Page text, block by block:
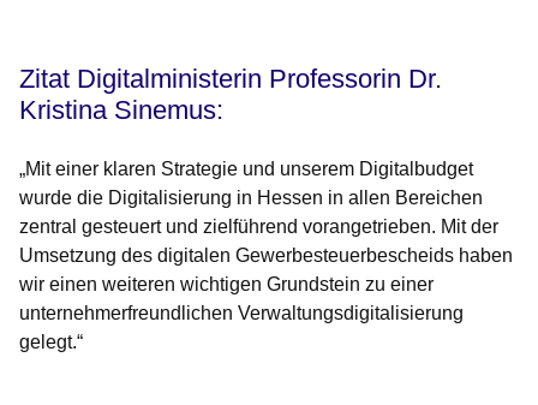
Zitat Digitalministerin Professorin Dr.
Kristina Sinemus:
„Mit einer klaren Strategie und unserem Digitalbudget
wurde die Digitalisierung in Hessen in allen Bereichen
zentral gesteuert und zielführend vorangetrieben. Mit der
Umsetzung des digitalen Gewerbesteuerbescheids haben
wir einen weiteren wichtigen Grundstein zu einer
unternehmerfreundlichen Verwaltungsdigitalisierung
gelegt.“